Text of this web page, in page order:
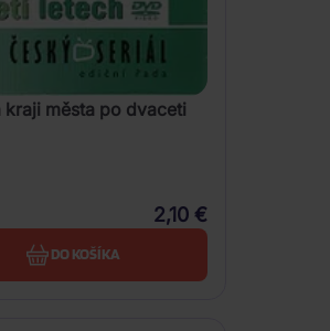
kraji města po dvaceti
2,10 €
DO KOŠÍKA